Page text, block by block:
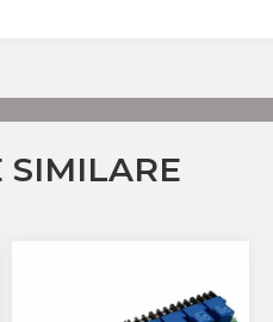
SIMILARE